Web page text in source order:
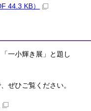
44.3 KB）
一小輝き展」と題し
ぜひご覧ください。